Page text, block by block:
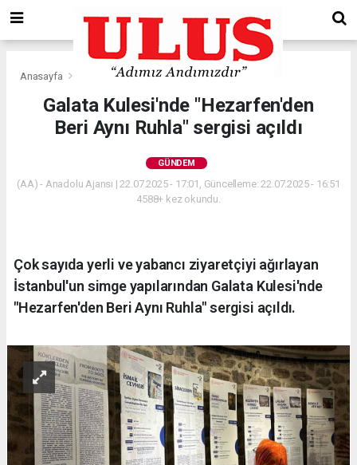
Anasayfa Gündem
Galata Kulesi'nde "Hezarfen'den
Beri Aynı Ruhla" sergisi açıldı
GÜNDEM
(AA) - Anadolu Ajansı | 22.07.2025 - 17:01, Güncelleme: 22.07.2025 - 16:51
4588+ kez okundu.
Çok sayıda yerli ve yabancı ziyaretçiyi ağırlayan
İstanbul'un simge yapılarından Galata Kulesi'nde
"Hezarfen'den Beri Aynı Ruhla" sergisi açıldı.